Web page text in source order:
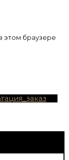
этом браузере